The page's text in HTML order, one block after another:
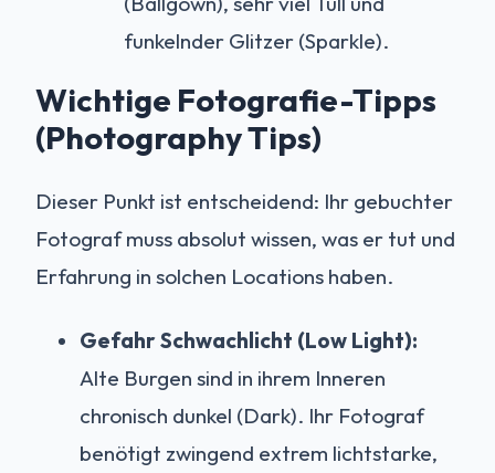
funkelnder Glitzer (Sparkle).
Wichtige Fotografie-Tipps
(Photography Tips)
Dieser Punkt ist entscheidend: Ihr gebuchter
Fotograf muss absolut wissen, was er tut und
Erfahrung in solchen Locations haben.
Gefahr Schwachlicht (Low Light):
Alte Burgen sind in ihrem Inneren
chronisch dunkel (Dark). Ihr Fotograf
benötigt zwingend extrem lichtstarke,